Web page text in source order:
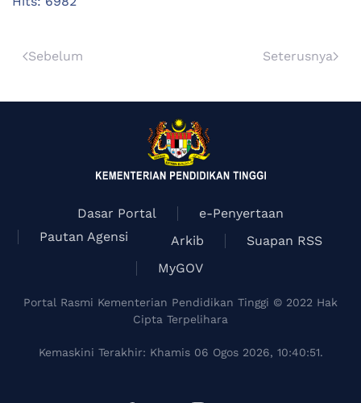
Sebelum Seterusnya
Dasar Portal
e-Penyertaan
Pautan Agensi
Arkib
Suapan RSS
MyGOV
Portal Rasmi Kementerian Pendidikan Tinggi © 2022 Hak
Cipta Terpelihara
Kemaskini Terakhir: Khamis 06 Ogos 2026, 10:40:51.